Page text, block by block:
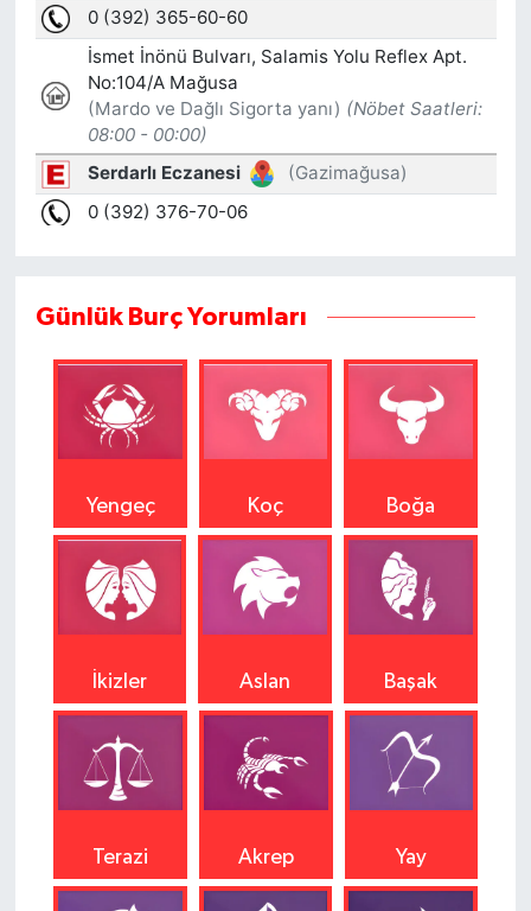
Günlük Burç Yorumları
Yengeç Koç Boğa
İkizler Aslan Başak
Terazi Akrep Yay